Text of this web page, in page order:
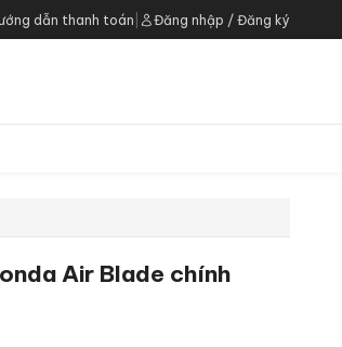
dẫn thanh toán Đăng nhập / Đăng ký
Air Blade chính